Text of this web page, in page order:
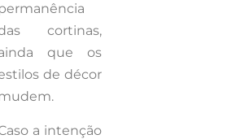
cortinas,
que os
de décor
a intenção